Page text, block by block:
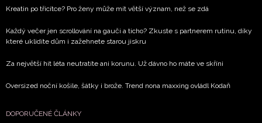
Kreatin po třicítce? Pro ženy může mít větší význam, než se zdá
Každý večer jen scrollování na gauči a ticho? Zkuste s partnerem rutinu, díky
které uklidíte dům i zažehnete starou jiskru
Za největší hit léta neutratíte ani korunu. Už dávno ho máte ve skříni
Oversized noční košile, šátky i brože. Trend nona maxxing ovládl Kodaň
DOPORUČENÉ ČLÁNKY